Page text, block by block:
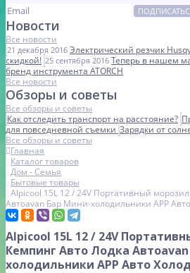
Новости
Все новости
21 декабря 2016 Электрический резчик
скидкой! 25 сентября 2016 Теперь в нашем
бренд инструмента ATORCH
Все новости
Обзоры и советы
Все обзоры и советы
Как отследить транспорт на расстояние?
для повседневной съемкиЗарядки от
Все обзоры и советы
Главная
Каталог товаров
Дом - Семья
Бытовые товары
Alpicool 15L 12 / 24V Портативный
Автоavan Бар Мини-холодильники APP
Alpicool 15L 12 / 24V
Кемпинг Авто Лодка
холодильники APP Авто